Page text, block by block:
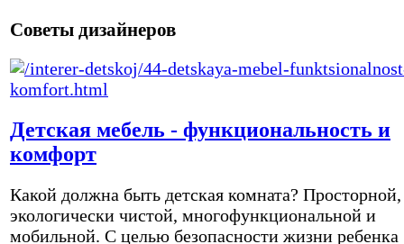
Советы дизайнеров
Детская мебель - функциональность и
комфорт
Какой должна быть детская комната? Просторной,
экологически чистой, многофункциональной и
мобильной. С целью безопасности жизни ребенка